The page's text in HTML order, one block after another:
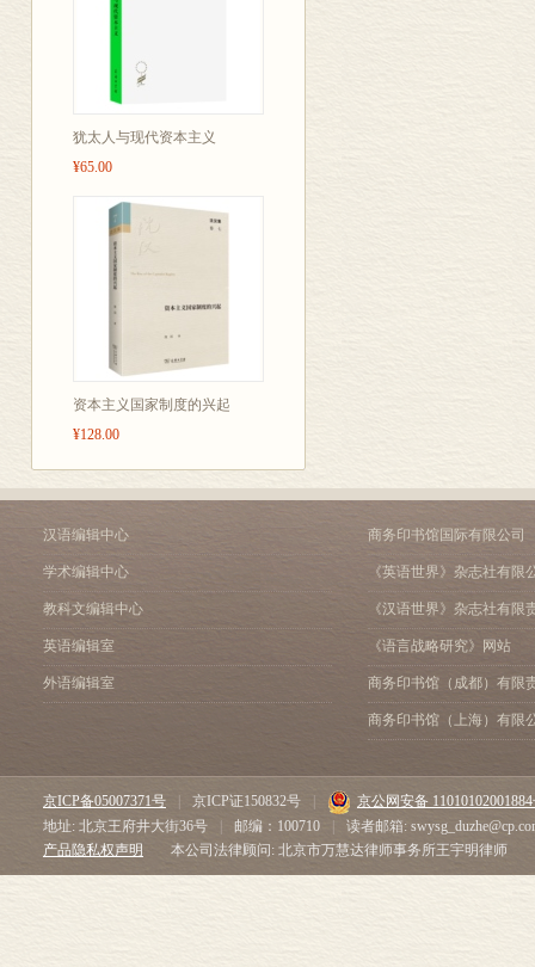
犹太人与现代资本主义
¥65.00
资本主义国家制度的兴起
¥128.00
汉语编辑中心
学术编辑中心
教科文编辑中心
英语编辑室
外语编辑室
商务印书馆国际有限公司
《英语世界》杂志社有限
《汉语世界》杂志社有限
《语言战略研究》网站
商务印书馆（成都）有限
商务印书馆（上海）有限
京ICP备05007371号 京ICP证150832号
京公网安备
地址: 北京王府井大街36号
邮编：100710
读者邮箱:
产品隐私权声明
本公司法律顾问: 北京市万慧达律师事务所王宇明律师